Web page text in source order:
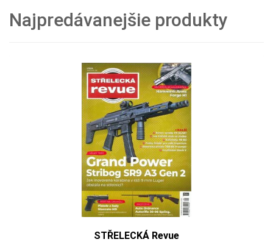
Najpredávanejšie produkty
STŘELECKÁ Revue